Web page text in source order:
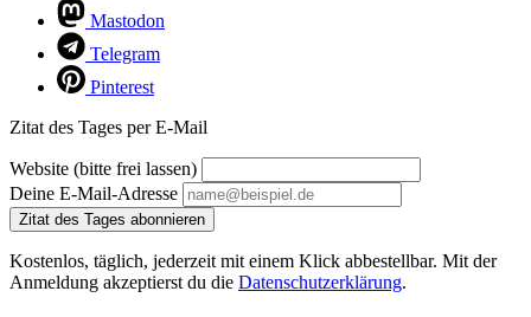
Mastodon
Telegram
Pinterest
Zitat des Tages per E-Mail
Website (bitte frei lassen)
Deine E-Mail-Adresse
Zitat des Tages abonnieren
Kostenlos, täglich, jederzeit mit einem Klick abbestellbar. Mit der
Anmeldung akzeptierst du die Datenschutzerklärung.